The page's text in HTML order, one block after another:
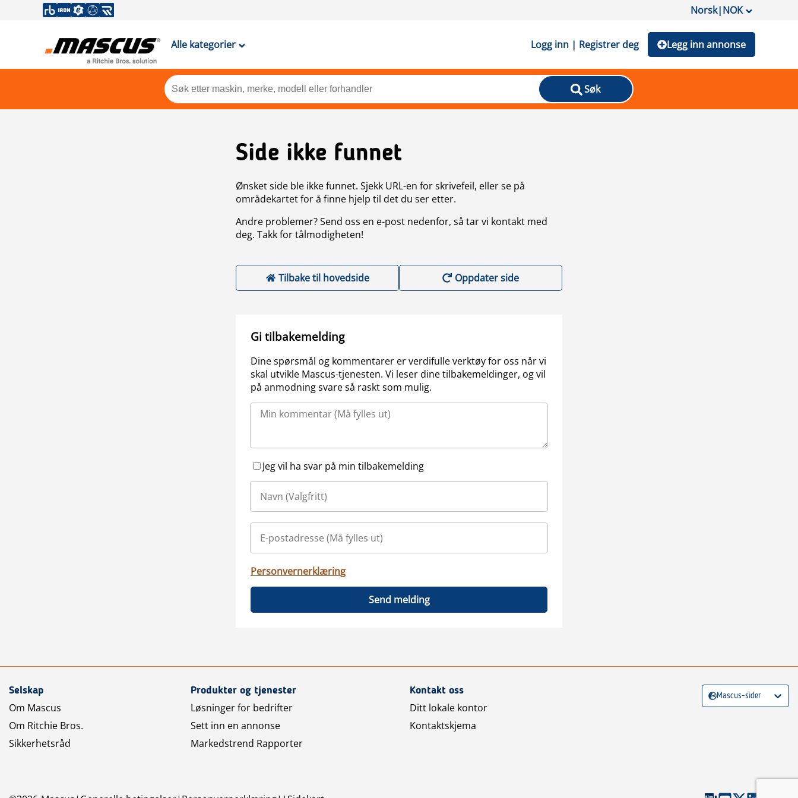
Norsk|NOK
Alle kategorier Logg inn | Registrer deg Legg inn annonse
Søk
Side ikke funnet
Ønsket side ble ikke funnet. Sjekk URL-en for skrivefeil, eller se på
områdekartet for å finne hjelp til det du ser etter.
Andre problemer? Send oss en e-post nedenfor, så tar vi kontakt med
deg. Takk for tålmodigheten!
Tilbake til hovedside Oppdater side
Gi tilbakemelding
Dine spørsmål og kommentarer er verdifulle verktøy for oss når vi
skal utvikle Mascus-tjenesten. Vi leser dine tilbakemeldinger, og vil
på anmodning svare så raskt som mulig.
Jeg vil ha svar på min tilbakemelding
Personvernerklæring
Send melding
Selskap
Om Mascus
Om Ritchie Bros.
Sikkerhetsråd
Produkter og tjenester
Løsninger for bedrifter
Sett inn en annonse
Markedstrend Rapporter
Kontakt oss
Ditt lokale kontor
Kontaktskjema
Mascus-sider